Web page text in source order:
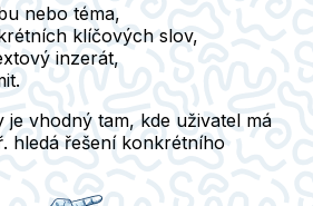
nebo téma,
klíčových slov,
inzerát,
je vhodný tam, kde uživatel má
hledá řešení konkrétního